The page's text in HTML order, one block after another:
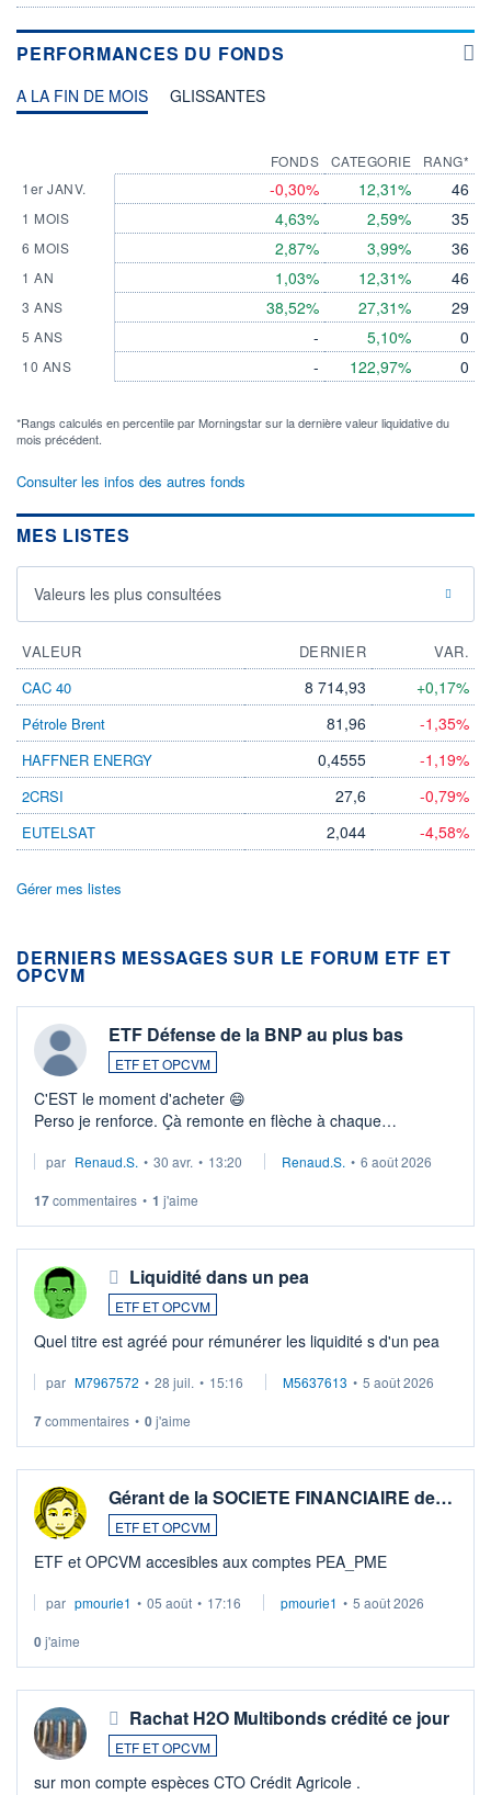
PERFORMANCES DU FONDS
A LA FIN DE MOIS GLISSANTES
1er JANV.
1 MOIS
6 MOIS
1 AN
3 ANS
5 ANS
10 ANS
FONDS
-0,30%
4,63%
2,87%
1,03%
38,52%
-
-
CATEGORIE
12,31%
2,59%
3,99%
12,31%
27,31%
5,10%
122,97%
RANG*
46
35
36
46
29
0
0
*Rangs calculés en percentile par Morningstar sur la dernière valeur liquidative du
mois précédent.
Consulter les infos des autres fonds
MES LISTES
Valeurs les plus consultées
VALEUR DERNIER
VAR.
CAC 40
8 714,93 +0,17%
Pétrole Brent 81,96 -1,35%
HAFFNER ENERGY 0,4555 -1,19%
2CRSI 27,6 -0,79%
EUTELSAT 2,044 -4,58%
Gérer mes listes
DERNIERS MESSAGES SUR LE FORUM ETF ET
OPCVM
ETF Défense de la BNP au plus bas
ETF ET OPCVM
C'EST le moment d'acheter 😄​
Perso je renforce. Çà remonte en flèche à chaque
Investissement long terme tip top pour sa retraite.
par Renaud.S. • 30 avr. • 13:20 Renaud.S. • 6 août 2026
17commentaires • 1 j'aime
Liquidité dans un pea
ETF ET OPCVM
Quel titre est agréé pour rémunérer les liquidité s d'un pea
par M7967572 • 28 juil. • 15:16 M5637613 • 5 août 2026
7commentaires • 0j'aime
Gérant de la SOCIETE FINANCIAIRE de…
ETF ET OPCVM
ETF et OPCVM accesibles aux comptes PEA_PME
par pmourie1 • 05 août • 17:16 pmourie1 • 5 août 2026
0j'aime
Rachat H2O Multibonds crédité ce jour
ETF ET OPCVM
sur mon compte espèces CTO Crédit Agricole .